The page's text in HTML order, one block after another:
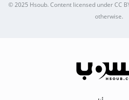
© 2025Hsoub.Content licensed underCC
otherwise.